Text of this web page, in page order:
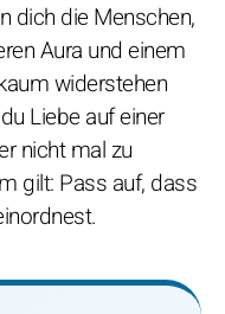
dich die Menschen,
Aura und einem
widerstehen
Liebe auf einer
nicht mal zu
gilt: Pass auf, dass